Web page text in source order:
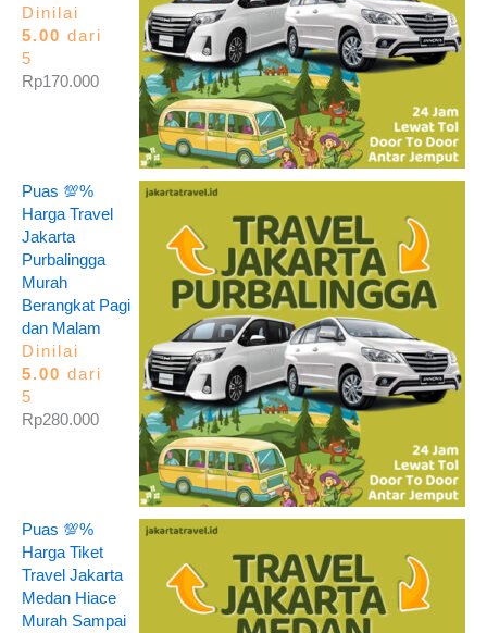
Dinilai
5.00 dari
5
Rp170.000
Puas 💯%
Harga Travel
Jakarta
Purbalingga
Murah
Berangkat Pagi
dan Malam
Dinilai
5.00 dari
5
Rp280.000
Puas 💯%
Harga Tiket
Travel Jakarta
Medan Hiace
Murah Sampai